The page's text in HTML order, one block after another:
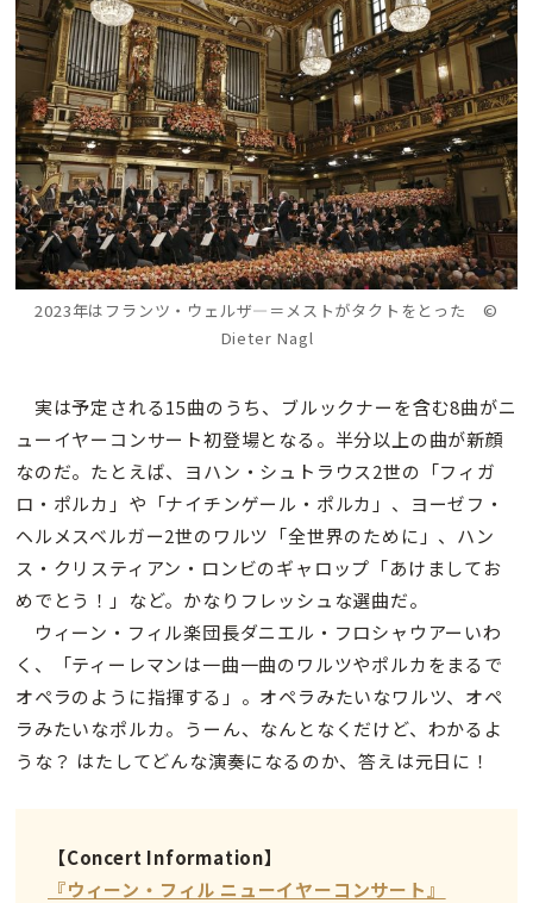
2023年はフランツ・ウェルザ―＝メストがタクトをとった ©
Dieter Nagl
実は予定される15曲のうち、ブルックナーを含む8曲がニ
ューイヤーコンサート初登場となる。半分以上の曲が新顔
なのだ。たとえば、ヨハン・シュトラウス2世の「フィガ
ロ・ポルカ」や「ナイチンゲール・ポルカ」、ヨーゼフ・
ヘルメスベルガー2世のワルツ「全世界のために」、ハン
ス・クリスティアン・ロンビのギャロップ「あけましてお
めでとう！」など。かなりフレッシュな選曲だ。
ウィーン・フィル楽団長ダニエル・フロシャウアーいわ
く、「ティーレマンは一曲一曲のワルツやポルカをまるで
オペラのように指揮する」。オペラみたいなワルツ、オペ
ラみたいなポルカ。うーん、なんとなくだけど、わかるよ
うな？ はたしてどんな演奏になるのか、答えは元日に！
【Concert Information】
『ウィーン・フィル ニューイヤーコンサート』